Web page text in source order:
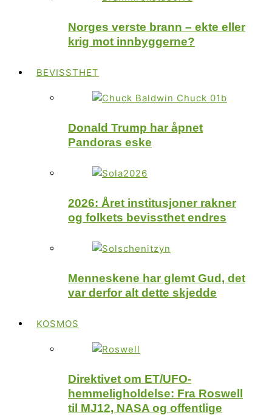
Norges verste brann – ekte eller
krig mot innbyggerne?
BEVISSTHET
Donald Trump har åpnet
Pandoras eske
2026: Året institusjoner rakner
og folkets bevissthet endres
Menneskene har glemt Gud, det
var derfor alt dette skjedde
KOSMOS
Direktivet om ET/UFO-
hemmeligholdelse: Fra Roswell
til MJ12, NASA og offentlige